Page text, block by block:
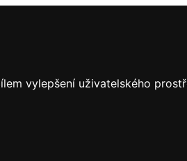
vylepšení uživatelského